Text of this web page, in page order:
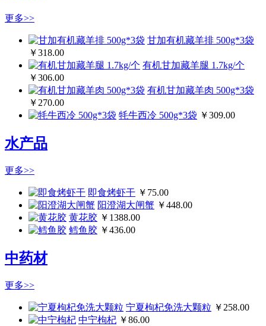
更多>>
甘加有机藏羊排 500g*3袋
￥318.00
有机甘加藏羊腿 1.7kg/个
￥306.00
有机甘加藏羊肉 500g*3袋
￥270.00
牦牛西冷 500g*3袋 ￥309.00
水产品
更多>>
即食烤虾干 ￥75.00
阳澄湖大闸蟹 ￥448.00
黄花胶 ￥1388.00
鳕鱼胶 ￥436.00
中药材
更多>>
宁夏枸杞免洗大颗粒 ￥258.00
中宁枸杞 ￥86.00